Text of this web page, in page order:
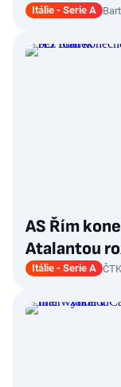
Itálie - Serie A
AS Řím
Atalantou
Itálie - Serie A ČTK